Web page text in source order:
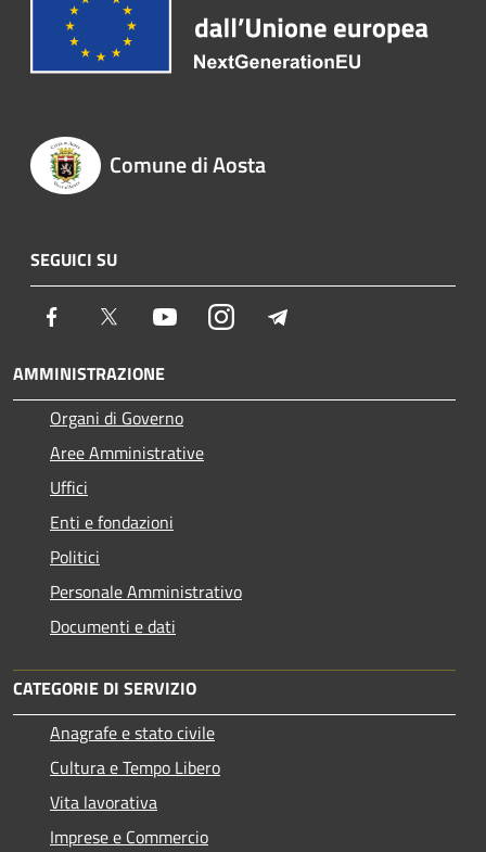
Comune di Aosta
SEGUICI SU
Facebook Twitter YoutubeInstagram
AMMINISTRAZIONE
Organi di Governo
Aree Amministrative
Uffici
Enti e fondazioni
Politici
Personale Amministrativo
Documenti e dati
CATEGORIE DI SERVIZIO
Anagrafe e stato civile
Cultura e Tempo Libero
Vita lavorativa
Imprese e Commercio